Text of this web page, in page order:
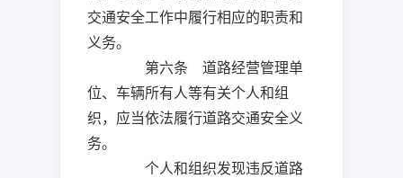
交通安全工作中履行相应的职责和
义务。
第六条 道路经营管理单
位、车辆所有人等有关个人和组
织，应当依法履行道路交通安全义
务。
个人和组织发现违反道路